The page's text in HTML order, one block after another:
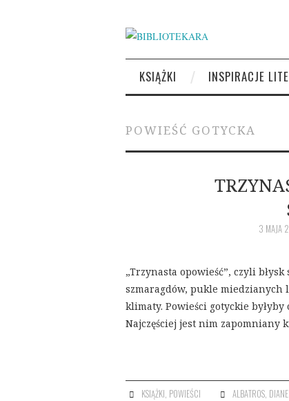
KSIĄŻKI INSPIRACJE
POWIEŚĆ GOTYCKA
3 MAJA
„Trzynasta opowieść”, czyli
szmaragdów, pukle miedzianych
klimaty. Powieści gotyckie byłyby
Najczęściej jest nim zapomniany
KSIĄŻKI POWIEŚCI ALBATROS